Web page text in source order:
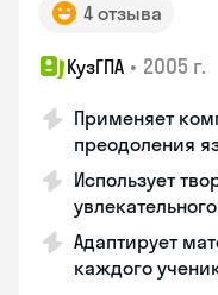
4 отзыва
КузГПА • 2005 г.
Применяет
преодоления
Использует
Адаптирует
каждого